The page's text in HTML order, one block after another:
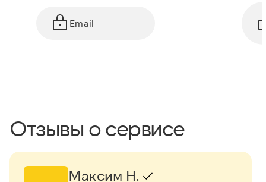
Email
Отзывы о сервисе
Максим Н.